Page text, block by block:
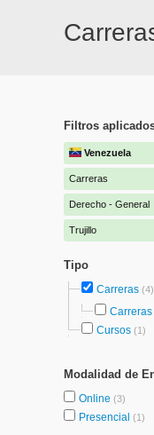
Filtros
Venezuela
Carreras
Derecho - General
Trujillo
Tipo
Carreras (4)
Cursos (1)
Modalidad de
Online (3)
Presencial (1)